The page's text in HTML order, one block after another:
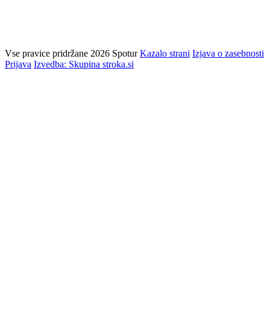
Vse pravice pridržane 2026 Spotur Kazalo strani Izjava o zasebnosti
Prijava Izvedba: Skupina stroka.si